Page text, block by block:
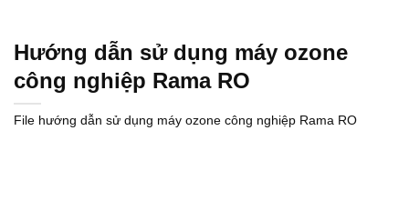
Hướng dẫn sử dụng máy ozone
công nghiệp Rama RO
File hướng dẫn sử dụng máy ozone công nghiệp Rama RO